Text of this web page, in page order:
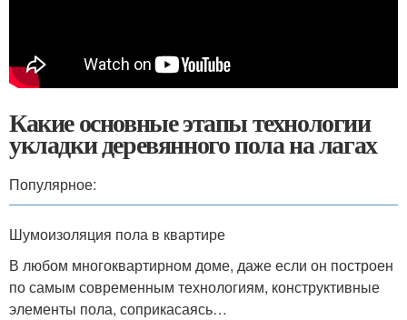
Какие основные этапы технологии
укладки деревянного пола на лагах
Популярное:
Шумоизоляция пола в квартире
В любом многоквартирном доме, даже если он построен
по самым современным технологиям, конструктивные
элементы пола, соприкасаясь…